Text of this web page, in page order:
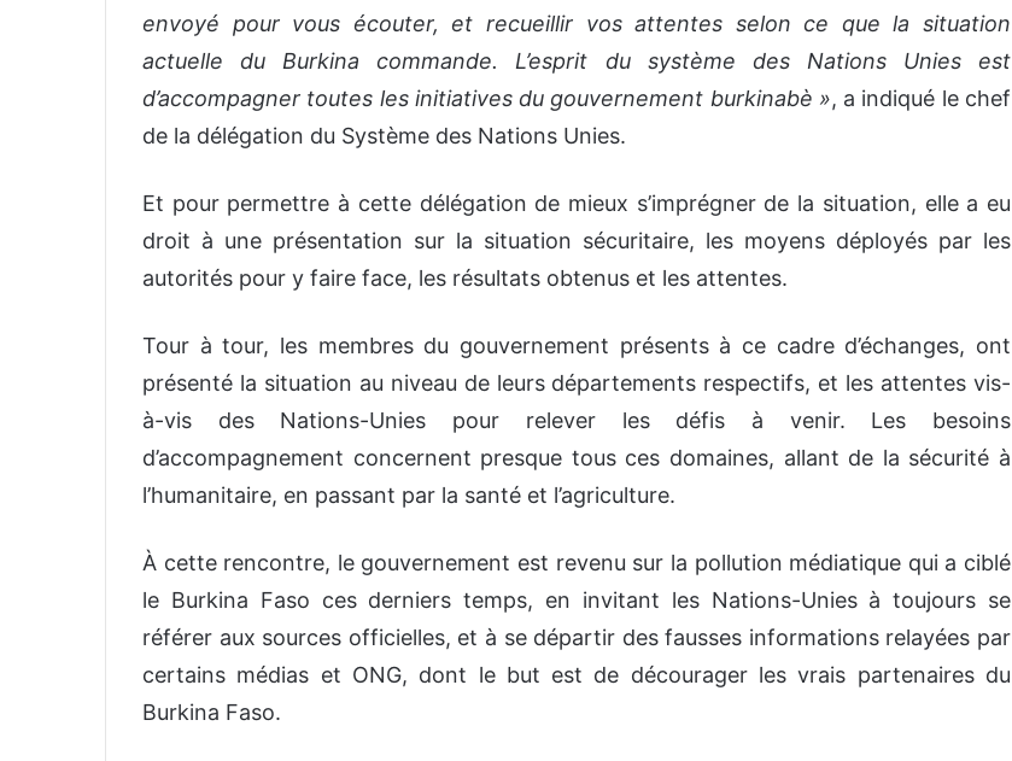
envoyé pour vous écouter, et recueillir vos attentes selon ce que la situation
actuelle du Burkina commande. L’esprit du système des Nations Unies est
d’accompagner toutes les initiatives du gouvernement burkinabè », a indiqué le chef
de la délégation du Système des Nations Unies.
Et pour permettre à cette délégation de mieux s’imprégner de la situation, elle a eu
droit à une présentation sur la situation sécuritaire, les moyens déployés par les
autorités pour y faire face, les résultats obtenus et les attentes.
Tour à tour, les membres du gouvernement présents à ce cadre d’échanges, ont
présenté la situation au niveau de leurs départements respectifs, et les attentes vis-
à-vis des Nations-Unies pour relever les défis à venir. Les besoins
d’accompagnement concernent presque tous ces domaines, allant de la sécurité à
l’humanitaire, en passant par la santé et l’agriculture.
À cette rencontre, le gouvernement est revenu sur la pollution médiatique qui a ciblé
le Burkina Faso ces derniers temps, en invitant les Nations-Unies à toujours se
référer aux sources officielles, et à se départir des fausses informations relayées par
certains médias et ONG, dont le but est de décourager les vrais partenaires du
Burkina Faso.